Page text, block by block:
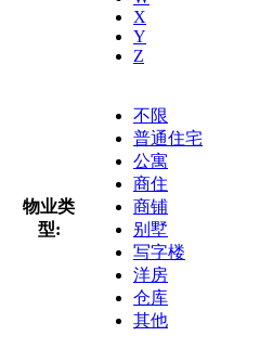
X
Y
Z
物业类
型:
不限
普通住宅
公寓
商住
商铺
别墅
写字楼
洋房
仓库
其他